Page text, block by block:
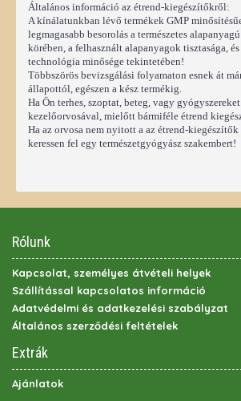
Általános információ az étrend-kiegészítőkről:
A kínálatunkban lévő termékek GMP
legmagasabb besorolás a természetes
körében, a felhasznált alapanyagok tisztasága,
technológia minősége tekintetében!
Többszörös bevizsgálási folyamaton esnek át
állapottól, egészen a kész termékig.
Ha Ön terhes, szoptat, beteg, vagy
kezelőorvosával, mielőtt bármiféle étrend
Ha az orvosa nem nyitott a az étrend-kiegészítők
keressen fel egy természetgyógyász szakembert!
Rólunk
Kapcsolat, személyes átvételi helyek
Szállítással kapcsolatos információ
Adatvédelmi és adatkezelési szabályzat
Általános szerződési feltételek
Extrák
Ajánlatok